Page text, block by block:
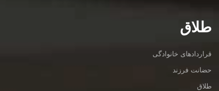
طلاق
قراردادهای خانوادگی
حضانت فرزند
طلاق